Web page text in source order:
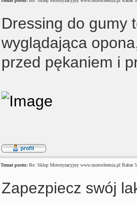
Dressing do gumy
wyglądająca
przed pękaniem i
Temat postu: Re: Sklep Motoryzacyjny www.motochemia.pl Rabat
Zapezpiecz swój